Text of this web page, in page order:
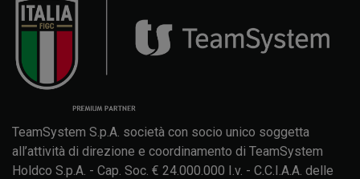
TeamSystem S.p.A. società con socio unico soggetta
all’attività di direzione e coordinamento di TeamSystem
Holdco S.p.A. - Cap. Soc. € 24.000.000 I.v. - C.C.I.A.A. delle